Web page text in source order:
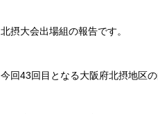
北摂大会出場組の報告です。
今回43回目となる大阪府北摂地区の